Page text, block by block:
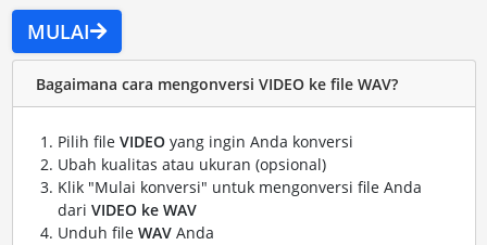
MULAI
Bagaimana cara mengonversi VIDEO ke file WAV?
Pilih file VIDEOyang ingin Anda konversi
Ubah kualitas atau ukuran (opsional)
Klik "Mulai konversi" untuk mengonversi file Anda
dari VIDEO ke WAV
Unduh file WAVAnda